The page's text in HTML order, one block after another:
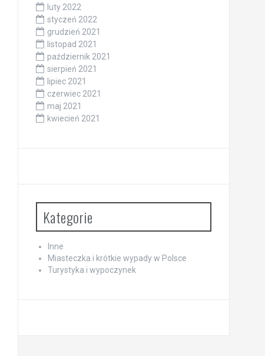
luty 2022
styczeń 2022
grudzień 2021
listopad 2021
październik 2021
sierpień 2021
lipiec 2021
czerwiec 2021
maj 2021
kwiecień 2021
Kategorie
Inne
Miasteczka i krótkie wypady w Polsce
Turystyka i wypoczynek